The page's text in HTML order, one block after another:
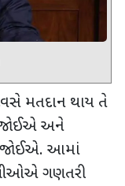
મતદાન થાય તે
જોઈએ અને
જોઈએ. આમાં
ગણતરી